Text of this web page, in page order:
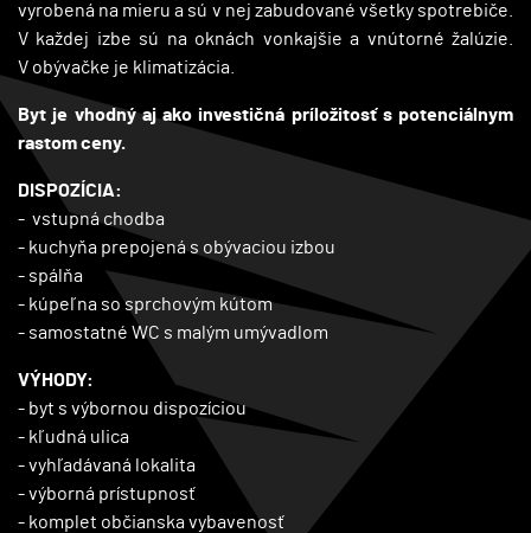
vyrobená na mieru a sú v nej zabudované všetky spotrebiče.
V každej izbe sú na oknách vonkajšie a vnútorné žalúzie.
V obývačke je klimatizácia.
Byt je vhodný aj ako investičná príložitosť s potenciálnym
rastom ceny.
DISPOZÍCIA:
- vstupná chodba
- kuchyňa prepojená s obývaciou izbou
- spálňa
- kúpeľna so sprchovým kútom
- samostatné WC s malým umývadlom
VÝHODY:
- byt s výbornou dispozíciou
- kľudná ulica
- vyhľadávaná lokalita
- výborná prístupnosť
- komplet občianska vybavenosť